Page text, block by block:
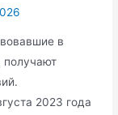
в
получают
2023 года